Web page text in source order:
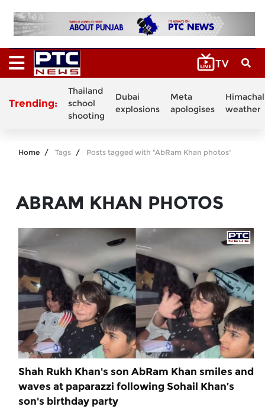
Trending:
Thailand
school
shooting
Dubai
explosions
Meta
apologises
Himachal
weather
Home Tags Posts tagged with "AbRam Khan photos"
ABRAM KHAN PHOTOS
Shah Rukh Khan's son AbRam Khan smiles and
waves at paparazzi following Sohail Khan’s
son's birthday party